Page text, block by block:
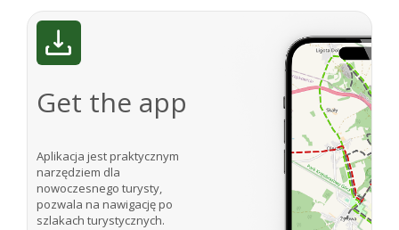
Get the app
Aplikacja jest praktycznym
narzędziem dla
nowoczesnego turysty,
pozwala na nawigację po
szlakach turystycznych.